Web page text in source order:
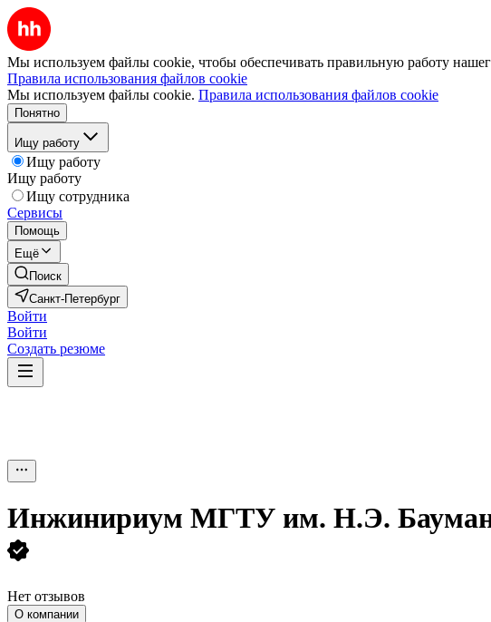
Мы используем файлы cookie, чтобы обеспечивать правильную работу
Правила использования файлов cookie
Мы используем файлы cookie. Правила использования файлов cookie
Понятно
Ищу работу
Ищу работу
Ищу работу
Ищу сотрудника
Сервисы
Помощь
Ещё
Поиск
Санкт-Петербург
Войти
Войти
Создать резюме
Инжинириум МГТУ им. Н.Э.
Нет отзывов
О компании